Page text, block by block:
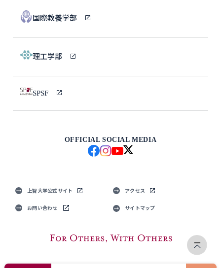
国際教養学部
理工学部
SPSF
OFFICIAL SOCIAL MEDIA
上智大学公式サイト アクセス
お問い合わせ サイトマップ